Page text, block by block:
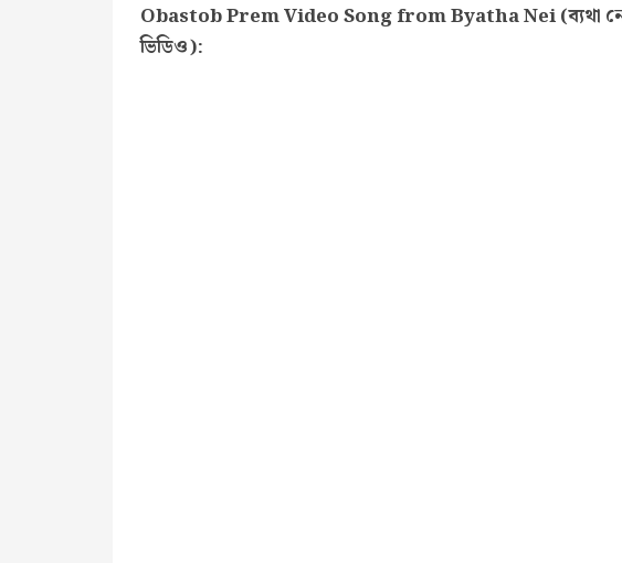
Obastob Prem Video Song from Byatha Nei (ব্যথা নেই
ভিডিও):